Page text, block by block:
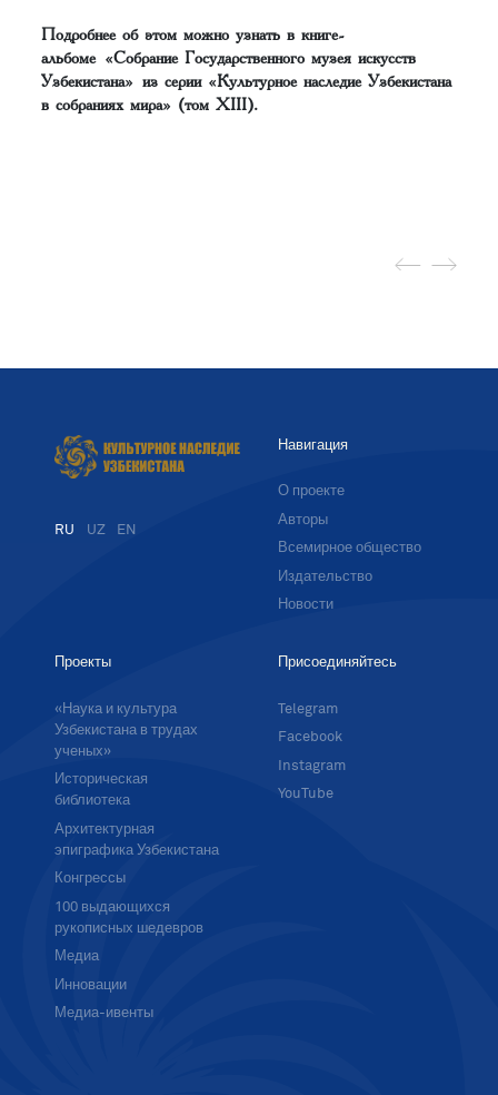
Подробнее об этом можно узнать в книге-
альбоме «Собрание Государственного музея искусств
Узбекистана» из серии «Культурное наследие Узбекистана
в собраниях мира» (том XIII).
RU UZ EN
Навигация
О проекте
Авторы
Всемирное общество
Издательство
Новости
Проекты
«Наука и культура
Узбекистана в трудах
ученых»
Историческая
библиотека
Архитектурная
эпиграфика Узбекистана
Конгрессы
100 выдающихся
рукописных шедевров
Медиа
Инновации
Медиа-ивенты
Присоединяйтесь
Telegram
Facebook
Instagram
YouTube